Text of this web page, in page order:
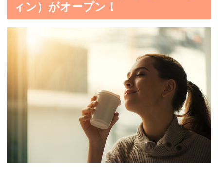
ィン）がオープン！